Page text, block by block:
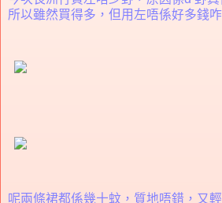
所以雖然買得多，但用左唔係好多錢咋
呢兩條裙都係幾十蚊，質地唔錯，又